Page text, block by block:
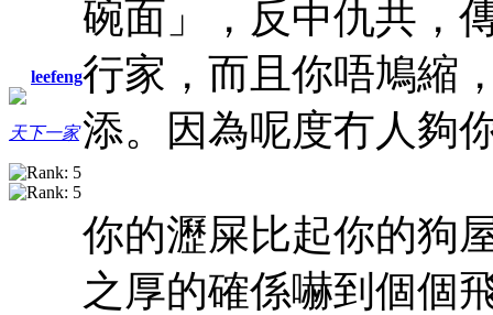
leefeng
天下一家
碗面」，反中仇共，
行家，而且你唔鳩縮
添。
因為呢度冇人夠
你的瀝屎比起你的狗
之厚的確係嚇到個個